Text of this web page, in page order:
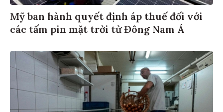
Mỹ ban hành quyết định áp thuế đối với
các tấm pin mặt trời từ Đông Nam Á